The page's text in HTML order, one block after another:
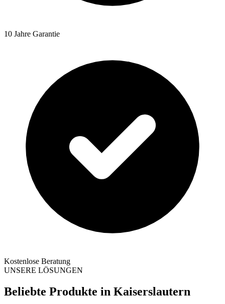
10 Jahre Garantie
Kostenlose Beratung
UNSERE LÖSUNGEN
Beliebte Produkte in Kaiserslautern